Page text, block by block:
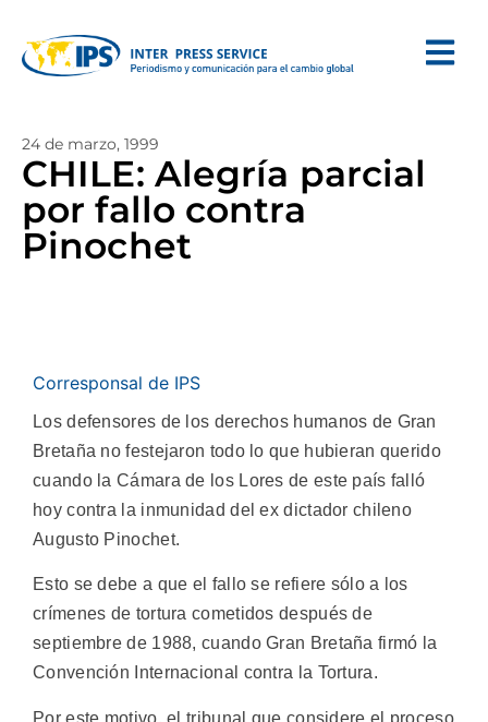
24 de marzo, 1999
CHILE: Alegría parcial
por fallo contra
Pinochet
Corresponsal de IPS
Los defensores de los derechos humanos de Gran
Bretaña no festejaron todo lo que hubieran querido
cuando la Cámara de los Lores de este país falló
hoy contra la inmunidad del ex dictador chileno
Augusto Pinochet.
Esto se debe a que el fallo se refiere sólo a los
crímenes de tortura cometidos después de
septiembre de 1988, cuando Gran Bretaña firmó la
Convención Internacional contra la Tortura.
Por este motivo, el tribunal que considere el proceso